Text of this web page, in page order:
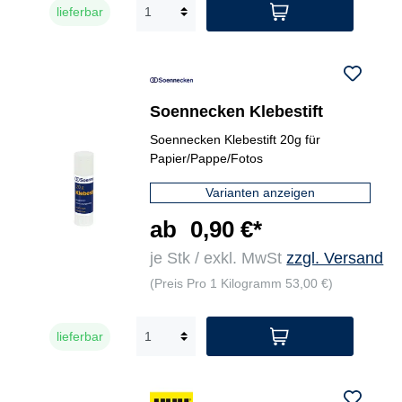
lieferbar
Soennecken Klebestift
Soennecken Klebestift 20g für
Papier/Pappe/Fotos
Varianten anzeigen
ab 0,90 €*
je Stk / exkl. MwStzzgl. Versand
(Preis Pro 1 Kilogramm 53,00 €)
lieferbar